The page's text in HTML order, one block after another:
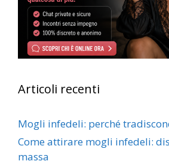
Articoli recenti
Mogli infedeli: perché
Come attirare mogli infedeli:
massa